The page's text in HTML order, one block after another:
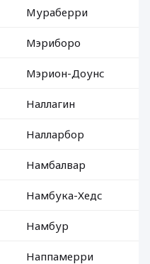
Мураберри
Мэриборо
Мэрион-Доунс
Наллагин
Налларбор
Намбалвар
Намбука-Хедс
Намбур
Наппамерри